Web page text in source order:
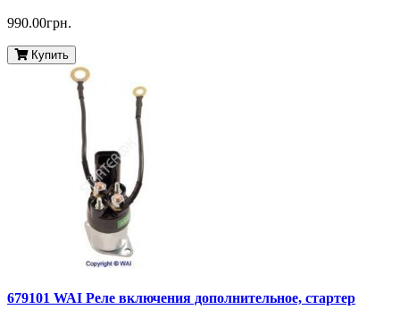
990.00грн.
Купить
679101 WAI Реле включения дополнительное, стартер